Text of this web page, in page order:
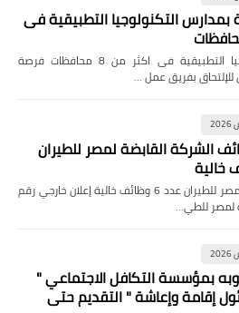
التكنولوجيا التطبيقية فى
وظائف خالية بمدارس التكنولوجيا التطبيقية فى اكثر من 8 محافظات فرصة
بفريق عمل …
القابضة لمصر للطيران
بالتعاقد وظائف الشركة القابضة لمصر للطيران عدد 6 وظائف خالية إعلان خارجي رقم
التكافل الاجتماعي "
وإعاشة " التقديم حتى